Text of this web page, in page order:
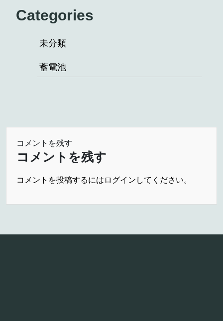
Categories
未分類
蓄電池
コメントを残す
コメントを残す
コメントを投稿するには ログイン してください。